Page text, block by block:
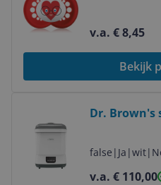
v.a. € 8,45
Bekijk
Dr.
false | Ja |wit|
v.a. € 110,00